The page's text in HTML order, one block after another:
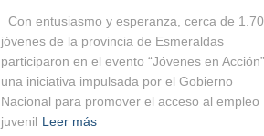
Con entusiasmo y esperanza, cerca de
jóvenes de la provincia de Esmeraldas
participaron en el evento “Jóvenes en Acción”,
una iniciativa impulsada por el Gobierno
Nacional para promover el acceso al empleo
juvenil Leer más